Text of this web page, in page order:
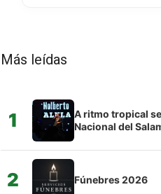
Más leídas
1
A ritmo tropical
Nacional del
2 Fúnebres 2026